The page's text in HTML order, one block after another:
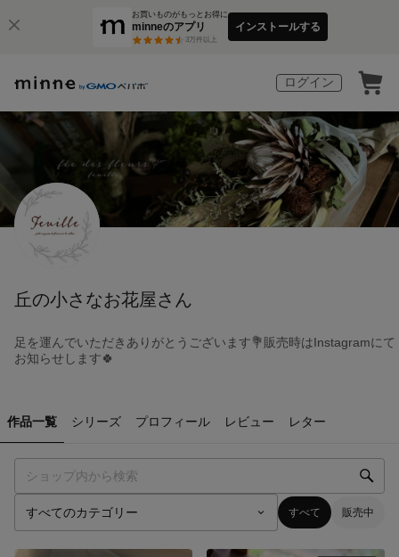
お買いものがもっとお得に
minneのアプリ
3万件以上
インストールする
ログイン
丘の小さなお花屋さん
足を運んでいただきありがとうございます💐販売時はInstagramにて
お知らせします🍀
作品一覧 シリーズ プロフィール レビュー レター
すべて 販売中